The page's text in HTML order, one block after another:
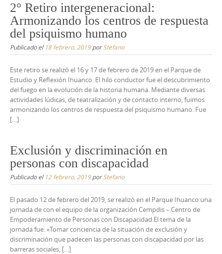
2° Retiro intergeneracional:
Armonizando los centros de respuesta
del psiquismo humano
Publicado el 18 febrero, 2019porStefano
Este retiro se realizó el 16 y 17 de febrero de 2019 en el Parque de
Estudio y Reflexión Ihuanco. El hilo conductor fue el descubrimiento
del fuego en la evolución de la historia humana. Mediante diversas
actividades lúdicas, de teatralización y de contacto interno, fuimos
armonizando los centros de respuesta del psiquismo humano. Fue
[…]
Exclusión y discriminación en
personas con discapacidad
Publicado el 12 febrero, 2019por Stefano
El pasado 12 de febrero del 2019, se realizó en el Parque Ihuanco una
jornada de con el equipo de la organización Cempdis – Centro de
Empoderamiento de Personas con Discapacidad.El tema de la
jornada fue: «Tomar conciencia de la situación de exclusión y
discriminación que padecen las personas con discapacidad por las
barreras sociales, […]